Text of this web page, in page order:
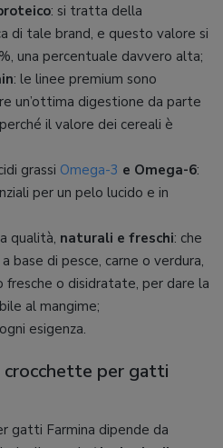
: si tratta della
di tale brand, e questo valore si
una percentuale davvero alta;
: le linee premium sono
un’ottima digestione da parte
il valore dei cereali è
grassi Omega-3 e Omega-6:
per un pelo lucido e in
qualità, naturali e freschi: che
base di pesce, carne o verdura,
fresche o disidratate, per dare la
al mangime;
esigenza.
per gatti
gatti Farmina dipende da